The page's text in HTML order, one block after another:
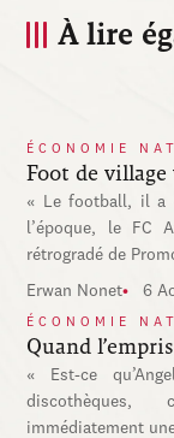
À lire
ÉCONOMIE
Foot de
« Le football, il a
l’époque, le FC
rétrogradé de
Erwan Nonet 6
ÉCONOMIE
Quand
« Est-ce
discothèques,
immédiatement